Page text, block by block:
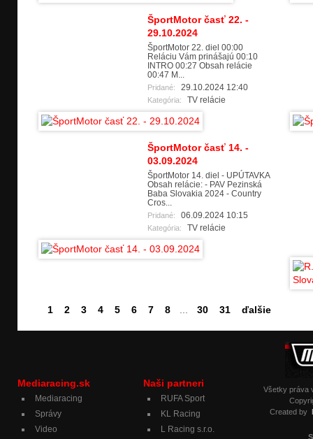
ŠportMotor časť 22. -
29.10.2024
ŠportMotor 22. diel 00:00
Reláciu Vám prinášajú 00:10
INTRO 00:27 Obsah relácie
00:47 M...
Pridané: 29.10.2024 12:40
Kategória: TV relácie
ŠportMotor časť 14. -
03.09.2024
ŠportMotor 14. diel - UPÚTAVKA
Obsah relácie: - PAV Pezinská
Baba Slovakia 2024 - Country
Cros...
Pridané: 06.09.2024 10:15
Kategória: TV relácie
1 2 3 4 5 6 7 8 30 31 ďalšie
Mediaracing.sk
Mediaracing
Správy
Video
Všetky práva
Created by
Naši partneri
RUFA Sport
KL Racing
L Racing s.r.o.